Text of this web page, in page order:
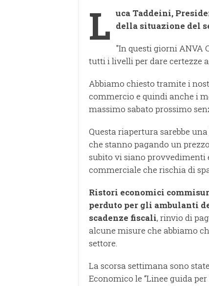
L uca Taddeini,
della situazione del
"In questi giorni ANVA
tutti i livelli per dare certezze
Abbiamo chiesto tramite i
commercio e quindi anche i
massimo sabato prossimo
Questa riapertura sarebbe
che stanno pagando un
subito vi siano provvedimenti
commerciale che rischia di
Ristori economici
perduto per gli ambulanti
scadenze fiscali, rinvio di
alcune misure che abbiamo
settore.
La scorsa settimana sono
Economico le “Linee guida